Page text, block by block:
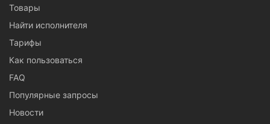
Товары
Найти исполнителя
Тарифы
Как пользоваться
FAQ
Популярные запросы
Новости